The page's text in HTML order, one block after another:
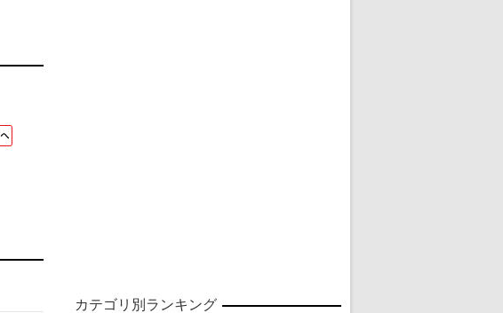
カテゴリ別ランキング